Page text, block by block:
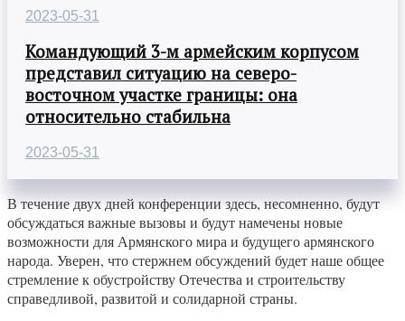
2023-05-31
Командующий 3-м армейским корпусом
представил ситуацию на северо-
восточном участке границы: она
относительно стабильна
2023-05-31
В течение двух дней конференции здесь, несомненно, будут
обсуждаться важные вызовы и будут намечены новые
возможности для Армянского мира и будущего армянского
народа. Уверен, что стержнем обсуждений будет наше общее
стремление к обустройству Отечества и строительству
справедливой, развитой и солидарной страны.